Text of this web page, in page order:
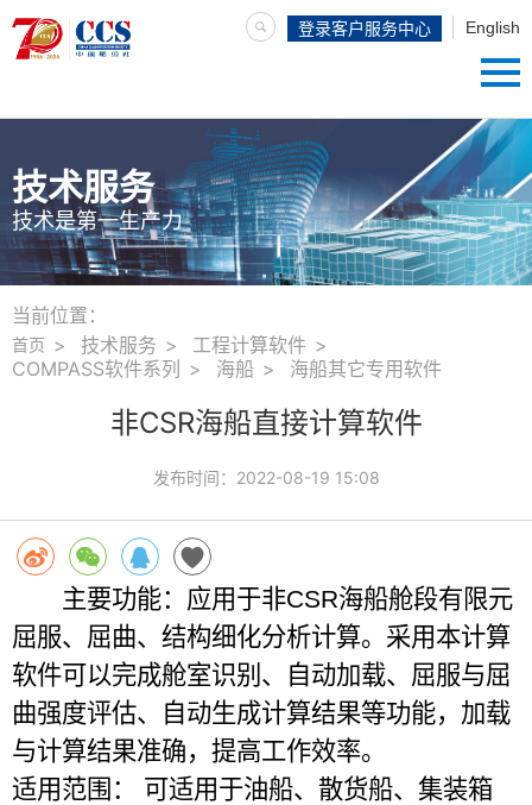
English
登录客户服务中心
技术服务
技术是第一生产力
当前位置：
首页 技术服务
工程计算软件
COMPASS软件系列
海船 海船其它专用软件
非CSR海船直接计算软件
发布时间： 2022-08-19 15:08
主要功能：应用于非CSR海船舱段有限元
屈服、屈曲、结构细化分析计算。采用本计算
软件可以完成舱室识别、自动加载、屈服与屈
曲强度评估、自动生成计算结果等功能，加载
与计算结果准确，提高工作效率。
适用范围： 可适用于油船、散货船、集装箱